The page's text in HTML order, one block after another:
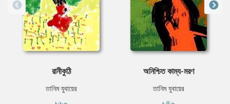
রানীকুঠি
তানিম যুবায়ের
অনিশ্চিত কাম্য-মরণ
তানিম যুবায়ের